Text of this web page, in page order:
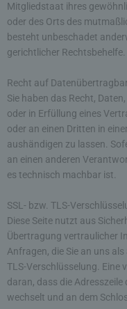
Mitgliedstaat ihres
oder des Orts des
besteht unbeschadet
gerichtlicher Rechtsbehelfe.
Recht auf
Sie haben das Recht,
oder in Erfüllung eines
oder an einen Dritten in
aushändigen zu lassen.
an einen anderen
es technisch machbar ist.
SSL- bzw. TLS-
Diese Seite nutzt aus
Übertragung vertraulicher
Anfragen, die Sie an uns als
TLS-Verschlüsselung. Eine
daran, dass die
wechselt und an dem